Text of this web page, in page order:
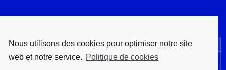
L M M J V S
Nous utilisons des cookies pour optimiser notre site
web et notre service. Politique de cookies